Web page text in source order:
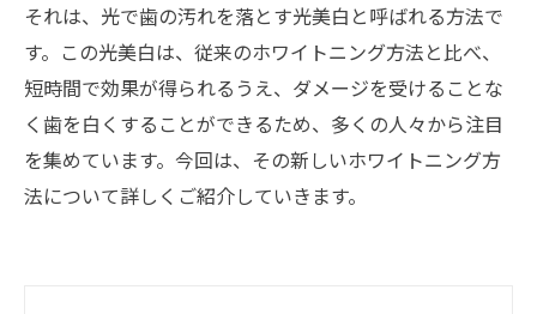
それは、光で歯の汚れを落とす光美白と呼ばれる方法で
す。この光美白は、従来のホワイトニング方法と比べ、
短時間で効果が得られるうえ、ダメージを受けることな
く歯を白くすることができるため、多くの人々から注目
を集めています。今回は、その新しいホワイトニング方
法について詳しくご紹介していきます。